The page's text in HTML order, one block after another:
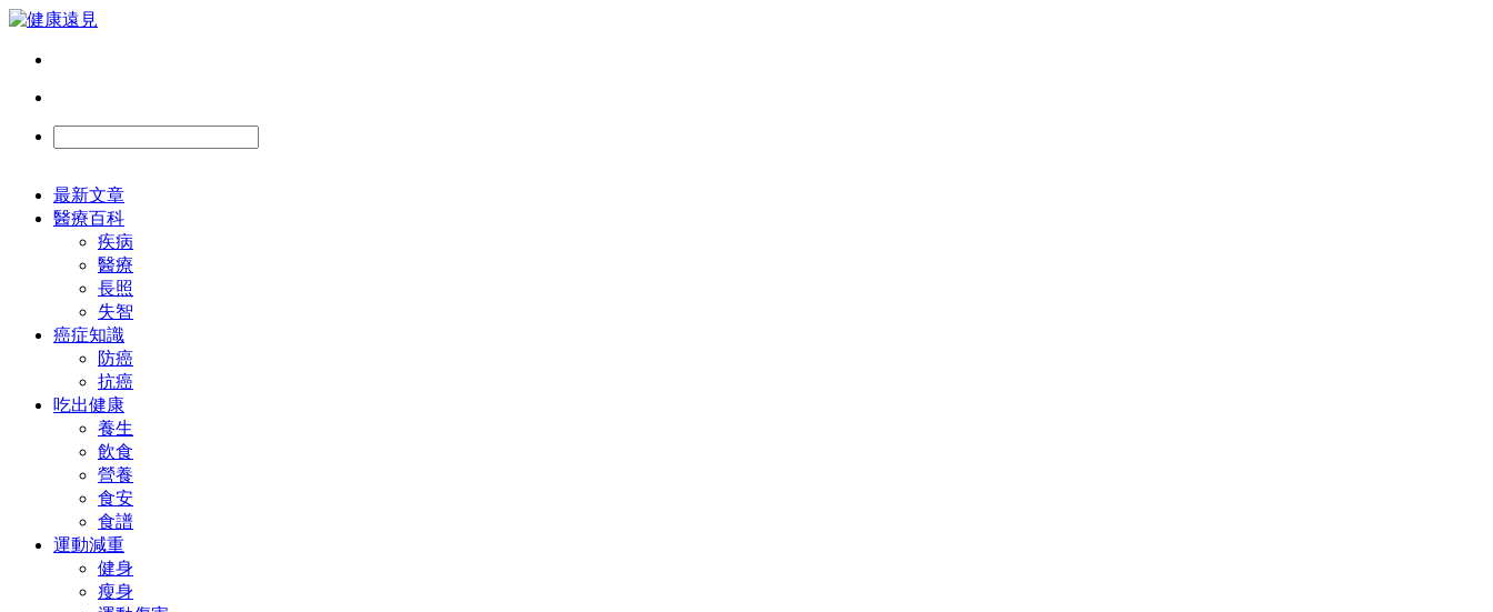
最新文章
醫療百科
疾病
醫療
長照
失智
癌症知識
防癌
抗癌
吃出健康
養生
飲食
營養
食安
食譜
運動減重
健身
瘦身